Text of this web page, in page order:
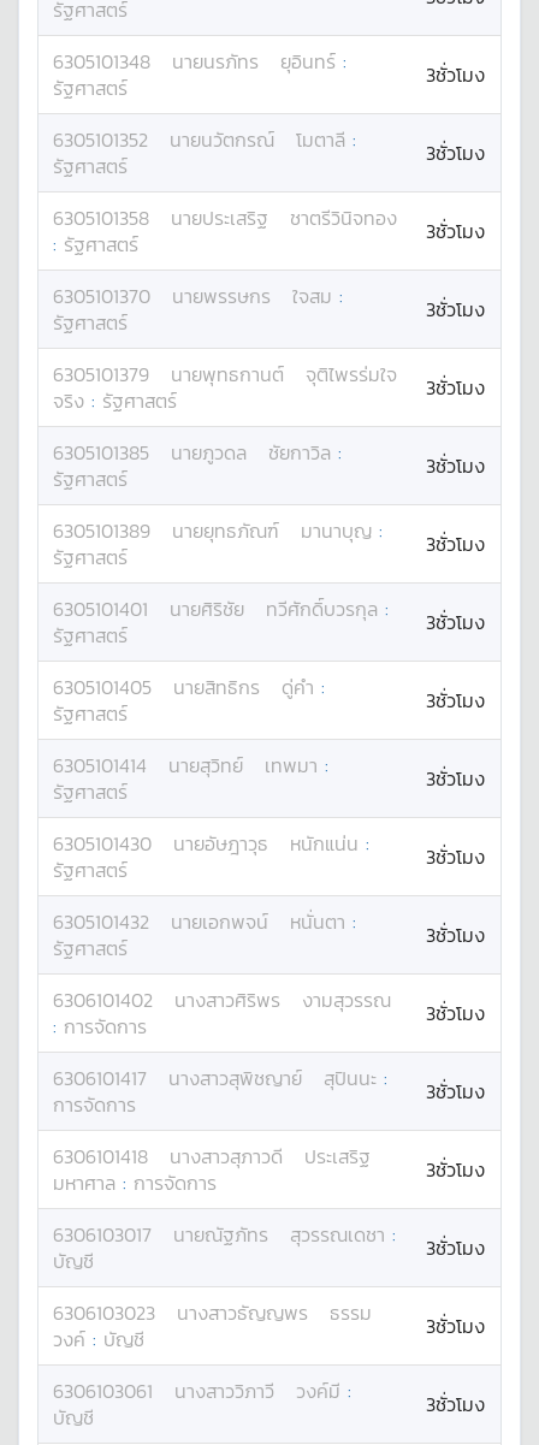
รัฐศาสตร์
6305101348 นายนรภัทร ยุอินทร์ :
รัฐศาสตร์
3ชั่วโมง
6305101352 นายนวัตกรณ์ โมตาลี :
รัฐศาสตร์
3ชั่วโมง
6305101358 นายประเสริฐ
ชาตรีวินิจทอง
: รัฐศาสตร์ 3ชั่วโมง
6305101370 นายพรรษกร ใจสม :
รัฐศาสตร์
3ชั่วโมง
6305101379 นายพุทธกานต์
จุติไพรร่มใจ
จริง : รัฐศาสตร์ 3ชั่วโมง
6305101385 นายภูวดล ชัยกาวิล :
รัฐศาสตร์
3ชั่วโมง
6305101389 นายยุทธภัณฑ์ มานาบุญ :
รัฐศาสตร์
3ชั่วโมง
6305101401 นายศิริชัย ทวีศักดิ์บวรกุล :
รัฐศาสตร์
3ชั่วโมง
6305101405 นายสิทธิกร ดู่คำ :
รัฐศาสตร์
3ชั่วโมง
6305101414 นายสุวิทย์ เทพมา :
รัฐศาสตร์
3ชั่วโมง
6305101430 นายอัษฎาวุธ หนักแน่น :
รัฐศาสตร์
3ชั่วโมง
6305101432 นายเอกพจน์ หนั่นตา :
รัฐศาสตร์
3ชั่วโมง
6306101402 นางสาวศิริพร
งามสุวรรณ
: การจัดการ 3ชั่วโมง
6306101417 นางสาวสุพิชญาย์ สุปินนะ :
การจัดการ
3ชั่วโมง
6306101418 นางสาวสุภาวดี
ประเสริฐ
มหาศาล : การจัดการ 3ชั่วโมง
6306103017 นายณัฐภัทร สุวรรณเดชา :
บัญชี
3ชั่วโมง
6306103023 นางสาวธัญญพร
ธรรม
วงค์ : บัญชี 3ชั่วโมง
6306103061 นางสาววิภาวี วงค์มี :
บัญชี
3ชั่วโมง